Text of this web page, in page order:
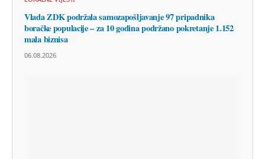
Vlada ZDK podržala samozapošljavanje 97 pripadnika
boračke populacije – za 10 godina podržano pokretanje 1.152
mala biznisa
06.08.2026